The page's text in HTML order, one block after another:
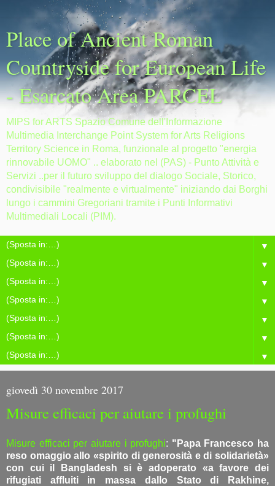
Place of Ancient Roman
Countryside for European Life
- Esarcato Area PARCEL
MIPS for ARTS Spazio Comune dell'Informazione
Multimedia Interchange Point System for Arts Religions
Territory Science in Roma, funzionale al progetto "energia
rinnovabile UOMO" .. elaborato nel (PAS) - Punto Attività e
Servizi ..per il futuro sviluppo del dialogo Sociale, Storico,
condivisibile "realmente e virtualmente" iniziando dai Borghi
lungo i cammini Gregoriani tramite i Punti Informativi
Multimediali Locali (PIM).
▼
▼
▼
▼
▼
▼
▼
giovedì 30 novembre 2017
Misure efficaci per aiutare i profughi
Misure efficaci per aiutare i profughi: "Papa Francesco ha
reso omaggio allo «spirito di generosità e di solidarietà»
con cui il Bangladesh si è adoperato «a favore dei
rifugiati affluiti in massa dallo Stato di Rakhine,